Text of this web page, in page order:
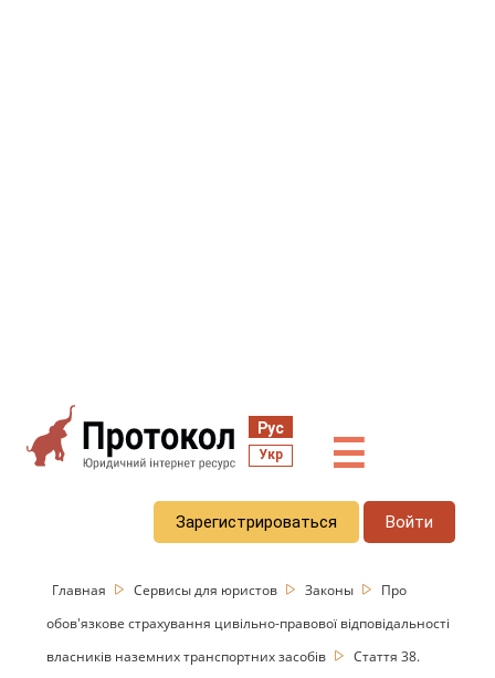
Рус
Укр ☰
Зарегистрироваться Войти
Главная Сервисы для юристов Законы
Про
обов'язкове страхування цивільно-правової відповідальності
власників наземних транспортних засобів
Стаття 38.